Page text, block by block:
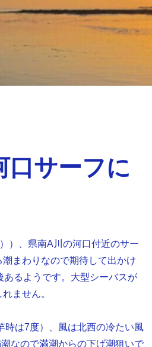
口サーフに
）、県南A川の河口付近のサー
まわりなので期待して出かけ
あるようです。大型シーバスが
ません。
時は7度）、風は北西の冷たい風
なので満潮からの下げ潮狙いで